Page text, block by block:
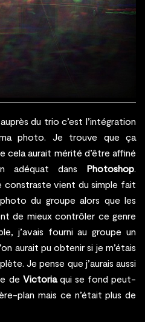
du trio c’est l’intégration
photo. Je trouve que ça
cela aurait mérité d’être affiné
adéquat dans Photoshop.
constraste vient du simple fait
du groupe alors que les
de mieux contrôler ce genre
j’avais fourni au groupe un
aurait pu obtenir si je m’étais
Je pense que j’aurais aussi
de Victoriaqui se fond peut-
plan mais ce n’était plus de